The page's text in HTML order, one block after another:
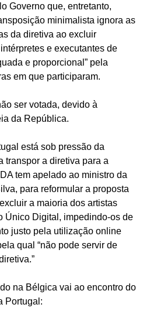
Governo que, entretanto,
minimalista ignora as
da diretiva ao excluir
e executantes de
e proporcional” pela
em que participaram.
ser votada, devido à
da República.
está sob pressão da
transpor a diretiva para a
tem apelado ao ministro da
para reformular a proposta
a maioria dos artistas
Único Digital, impedindo-os de
justo pela utilização online
qual “não pode servir de
na Bélgica vai ao encontro do
Portugal: